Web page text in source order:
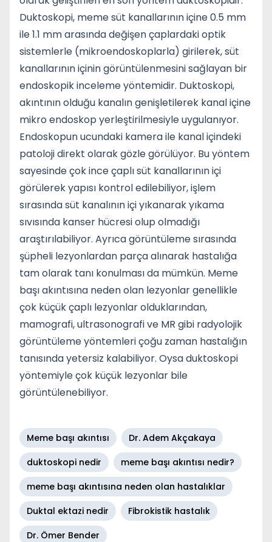
Duktoskopi, meme süt kanallarının içine 0.5 mm
ile 1.1 mm arasında değişen çaplardaki optik
sistemlerle (mikroendoskoplarla) girilerek, süt
kanallarının içinin görüntülenmesini sağlayan bir
endoskopik inceleme yöntemidir. Duktoskopi,
akıntının olduğu kanalın genişletilerek kanal içine
mikro endoskop yerleştirilmesiyle uygulanıyor.
Endoskopun ucundaki kamera ile kanal içindeki
patoloji direkt olarak gözle görülüyor. Bu yöntem
sayesinde çok ince çaplı süt kanallarının içi
görülerek yapısı kontrol edilebiliyor, işlem
sırasında süt kanalının içi yıkanarak yıkama
sıvısında kanser hücresi olup olmadığı
araştırılabiliyor. Ayrıca görüntüleme sırasında
şüpheli lezyonlardan parça alınarak hastalığa
tam olarak tanı konulması da mümkün. Meme
başı akıntısına neden olan lezyonlar genellikle
çok küçük çaplı lezyonlar olduklarından,
mamografi, ultrasonografi ve MR gibi radyolojik
görüntüleme yöntemleri çoğu zaman hastalığın
tanısında yetersiz kalabiliyor. Oysa duktoskopi
yöntemiyle çok küçük lezyonlar bile
görüntülenebiliyor.
Meme başı akıntısı
Dr. Adem Akçakaya
duktoskopi nedir
meme başı akıntısı nedir?
meme başı akıntısına neden olan hastalıklar
Duktal ektazi nedir
Fibrokistik hastalık
Dr. Ömer Bender